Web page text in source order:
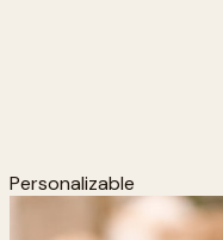
Personalizable